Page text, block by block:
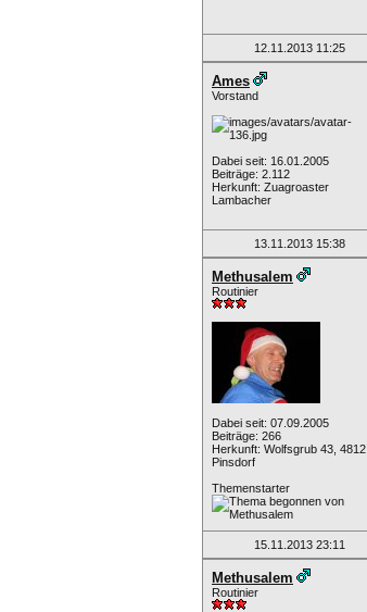
12.11.2013 11:25
Ames
Vorstand
Dabei seit: 16.01.2005
Beiträge: 2.112
Herkunft: Zuagroaster
Lambacher
13.11.2013 15:38
Methusalem
Routinier
Dabei seit: 07.09.2005
Beiträge: 266
Herkunft: Wolfsgrub 43, 4812
Pinsdorf
Themenstarter
15.11.2013 23:11
Methusalem
Routinier